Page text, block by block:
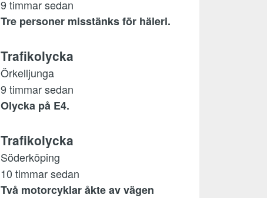
9 timmar sedan
Tre personer misstänks för häleri.
Trafikolycka
Örkelljunga
9 timmar sedan
Olycka på E4.
Trafikolycka
Söderköping
10 timmar sedan
Två motorcyklar åkte av vägen